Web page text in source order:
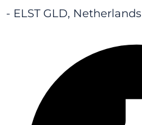
- ELST GLD, Netherlands